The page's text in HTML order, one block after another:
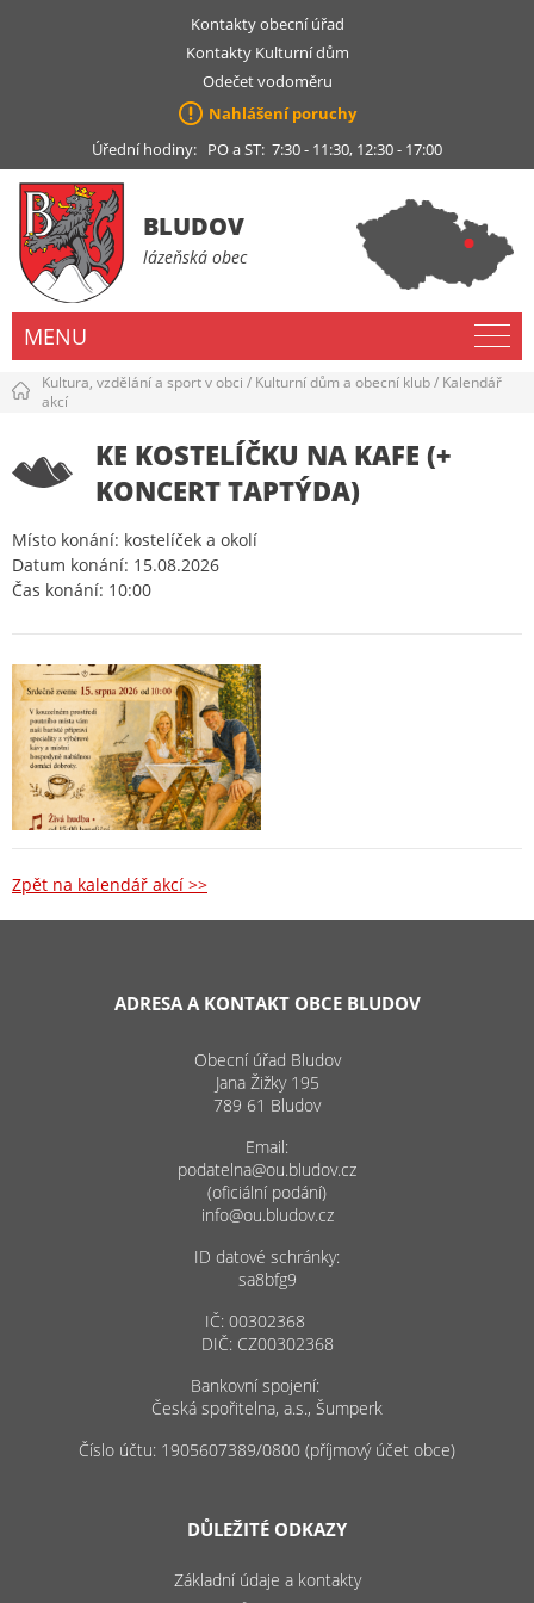
Kontakty obecní úřad
Kontakty Kulturní dům
Odečet vodoměru
Nahlášení poruchy
Úřední hodiny: PO a ST: 7:30 - 11:30, 12:30 - 17:00
BLUDOV
lázeňská obec
MENU
Kultura, vzdělání a sport v obci / Kulturní dům a obecní klub/ Kalendář
akcí
KE KOSTELÍČKU NA KAFE (+
KONCERT TAPTÝDA)
Místo konání: kostelíček a okolí
Datum konání: 15.08.2026
Čas konání: 10:00
Zpět na kalendář akcí >>
ADRESA A KONTAKT OBCE BLUDOV
Obecní úřad Bludov
Jana Žižky 195
789 61 Bludov
Email:
podatelna@ou.bludov.cz
(oficiální podání)
info@ou.bludov.cz
ID datové schránky:
sa8bfg9
IČ: 00302368
DIČ: CZ00302368
Bankovní spojení:
Česká spořitelna, a.s., Šumperk
Číslo účtu: 1905607389/0800 (příjmový účet obce)
DŮLEŽITÉ ODKAZY
Základní údaje a kontakty